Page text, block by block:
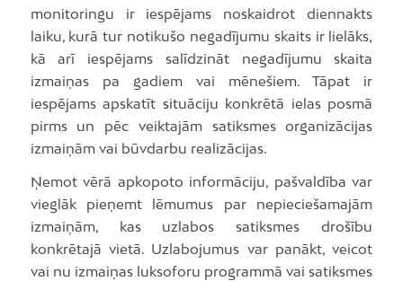
monitoringu ir iespējams noskaidrot diennakts
laiku, kurā tur notikušo negadījumu skaits ir lielāks,
kā arī iespējams salīdzināt negadījumu skaita
izmaiņas pa gadiem vai mēnešiem. Tāpat ir
iespējams apskatīt situāciju konkrētā ielas posmā
pirms un pēc veiktajām satiksmes organizācijas
izmaiņām vai būvdarbu realizācijas.
Ņemot vērā apkopoto informāciju, pašvaldība var
vieglāk pieņemt lēmumus par nepieciešamajām
izmaiņām, kas uzlabos satiksmes drošību
konkrētajā vietā. Uzlabojumus var panākt, veicot
vai nu izmaiņas luksoforu programmā vai satiksmes